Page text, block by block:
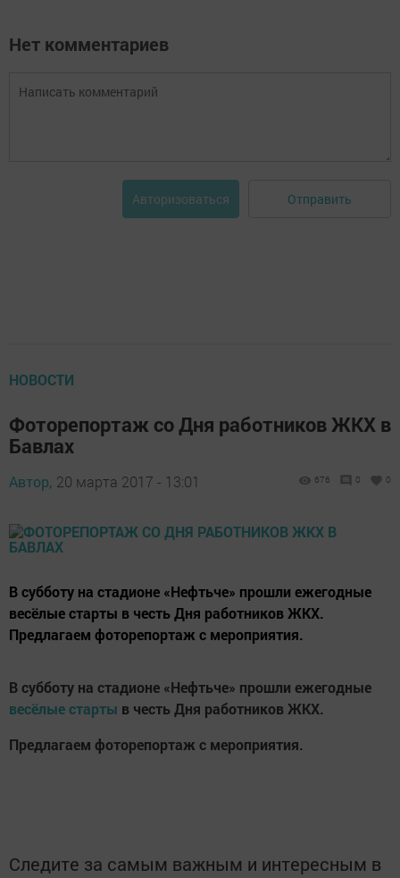
Нет комментариев
Авторизоваться Отправить
НОВОСТИ
Фоторепортаж со Дня работников ЖКХ в
Бавлах
Автор, 20 марта 2017 - 13:01 676 0 0
В субботу на стадионе «Нефтьче» прошли ежегодные
весёлые старты в честь Дня работников ЖКХ.
Предлагаем фоторепортаж с мероприятия.
В субботу на стадионе «Нефтьче» прошли ежегодные
весёлые старты в честь Дня работников ЖКХ.
Предлагаем фоторепортаж с мероприятия.
Следите за самым важным и интересным в